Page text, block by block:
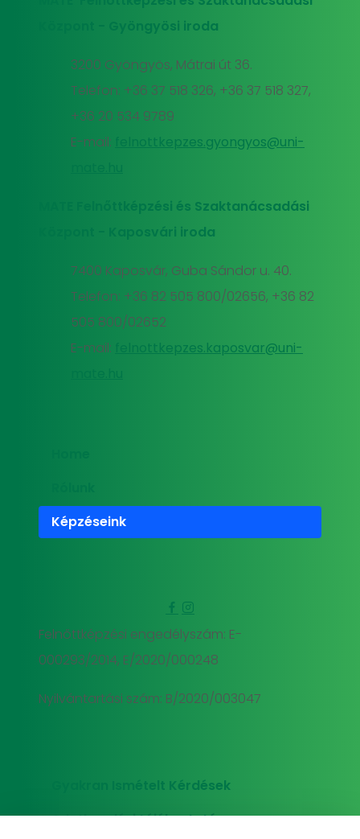
Központ - Gyöngyösi iroda
3200 Gyöngyös, Mátrai út 36.
Telefon: +36 37 518 326, +36 37 518 327,
+36 20 534 9789
E-mail:
felnottkepzes.gyongyos@uni-
MATE Felnőttképzési és Szaktanácsadási
Központ - Kaposvári iroda
7400 Kaposvár, Guba Sándor u. 40.
Telefon: +36 82 505 800/02656, +36 82
505 800/02652
E-mail:
felnottkepzes.kaposvar@uni-
Képzéseink
Felnőttképzési engedélyszám: E-
000293/2014, E/2020/000248
Nyilvántartási szám: B/2020/003047
Gyakran Ismételt Kérdések
Adatkezelési tájékoztató